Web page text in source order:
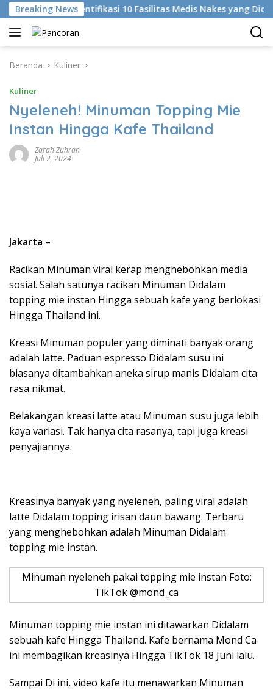
Langsung
ke
konten
Breaking News
KKI Identifikasi 10 Fasilitas Medis Nakes yang Diduga
Beranda Kuliner
Kuliner
Nyeleneh! Minuman Topping Mie
Instan Hingga Kafe Thailand
Zarah Zuhran
Juli 2, 2024
Jakarta –
Racikan Minuman viral kerap menghebohkan media
sosial. Salah satunya racikan Minuman Didalam
topping mie instan Hingga sebuah kafe yang berlokasi
Hingga Thailand ini.
Kreasi Minuman populer yang diminati banyak orang
adalah latte. Paduan espresso Didalam susu ini
biasanya ditambahkan aneka sirup manis Didalam cita
rasa nikmat.
Belakangan kreasi latte atau Minuman susu juga lebih
kaya variasi. Tak hanya cita rasanya, tapi juga kreasi
penyajiannya.
Kreasinya banyak yang nyeleneh, paling viral adalah
latte Didalam topping irisan daun bawang. Terbaru
yang menghebohkan adalah Minuman Didalam
topping mie instan.
Minuman nyeleneh pakai topping mie instan Foto:
TikTok @mond_ca
Minuman topping mie instan ini ditawarkan Didalam
sebuah kafe Hingga Thailand. Kafe bernama Mond Ca
ini membagikan kreasinya Hingga TikTok 18 Juni lalu.
Sampai Di ini, video kafe itu menawarkan Minuman